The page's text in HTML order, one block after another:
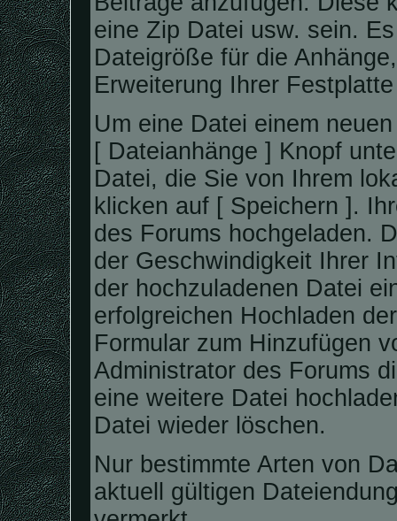
eine Zip Datei usw. sein.
Dateigröße für die
Erweiterung Ihrer
Um eine Datei einem
[ Dateianhänge ] Knopf
Datei, die Sie von Ihrem
klicken auf [ Speichern ].
des Forums hochgeladen.
der Geschwindigkeit Ihrer
der hochzuladenen Datei
erfolgreichen Hochladen
Formular zum Hinzufügen
Administrator des Forums
eine weitere Datei
Datei wieder löschen.
Nur bestimmte Arten von
aktuell gültigen